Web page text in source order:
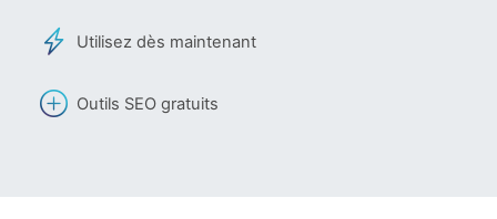
Utilisez dès maintenant
Outils SEO gratuits